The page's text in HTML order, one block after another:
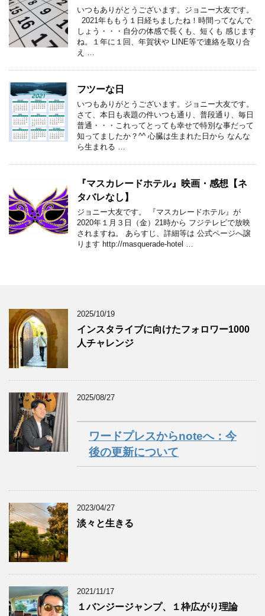
いつもありがとうございます。ジョニー大友です。
2021年ももう１日経ちましたね！時間ってなんで
しょう・・・自分の体感で長くも、短くも 感じます
ね。１年に１回、年賀状や LINE等で連絡を取り合
え …
フツーな日
いつもありがとうございます。ジョニー大友です。
さて、本日も表題の件いつも通り、普段通り、毎日
普通・・・これってとっても幸せで特別な事だって
知ってましたか？^^ 心臓は生まれた日から なんな
ら生まれる …
『マスカレードホテル』映画・感想【ネ
タバレなし】
ジョニー大友です。 『マスカレードホテル』が
2020年１月３日（金）21時から フジテレビで放映
されますね。 あらすじ、詳細等は 公式ページへ譲
ります http://masquerade-hotel …
2025/10/19
インスタライブに向けたフォロワー1000
人チャレンジ
2025/08/27
ワードプレスからnoteへ：今
後の更新について
2023/04/27
淡々と生きる
2021/11/17
１バンジージャンプ、１枠広がり理論